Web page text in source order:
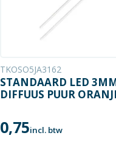
TKOSO5JA3162
STANDAARD LED
DIFFUUS PUUR
0,75incl. btw